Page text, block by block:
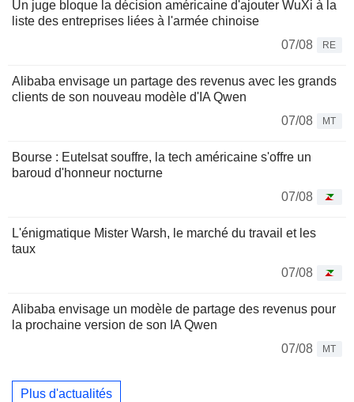
Un juge bloque la décision américaine d'ajouter WuXi à la
liste des entreprises liées à l'armée chinoise
07/08
RE
Alibaba envisage un partage des revenus avec les grands
clients de son nouveau modèle d'IA Qwen
07/08
MT
Bourse : Eutelsat souffre, la tech américaine s'offre un
baroud d'honneur nocturne
07/08
L'énigmatique Mister Warsh, le marché du travail et les
taux
07/08
Alibaba envisage un modèle de partage des revenus pour
la prochaine version de son IA Qwen
07/08
MT
Plus d'actualités